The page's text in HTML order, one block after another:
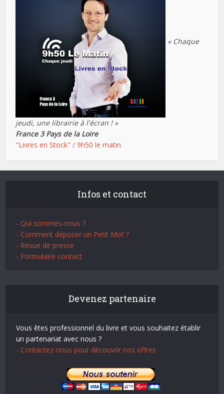
« Chaque
jeudi, une librairie à l'écran ! »
France 3 Pays de la Loire
"Livres en Stock" / 9h50 le matin
Infos et contact
- Qui sommes-nous ?
- Comment déposer un Petit Mot ?
- Revue de presse
- Formulaire contact
Devenez partenaire
Vous êtes professionnel du livre et vous souhaitez établir
un partenariat avec nous ?
- Contactez-nous pour découvrir nos offres